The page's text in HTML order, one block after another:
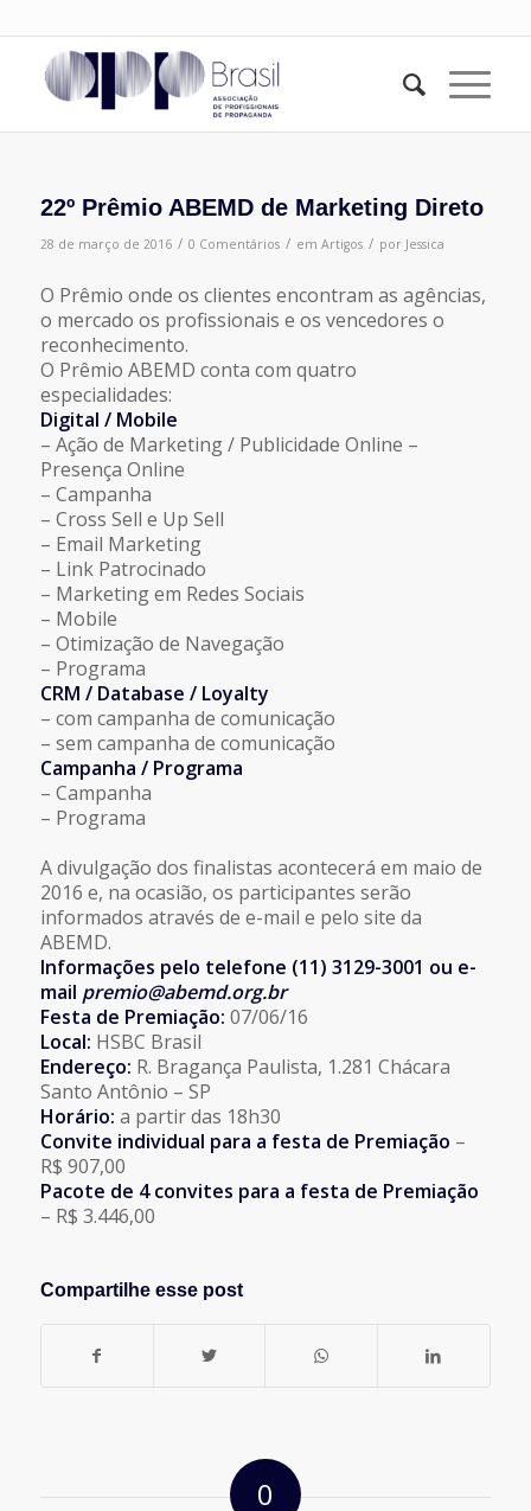
22º Prêmio ABEMD de Marketing Direto
28 de março de 2016 / 0 Comentários / em Artigos / por Jessica
O Prêmio onde os clientes encontram as agências,
o mercado os profissionais e os vencedores o
reconhecimento.
O Prêmio ABEMD conta com quatro
especialidades:
Digital / Mobile
– Ação de Marketing / Publicidade Online –
Presença Online
– Campanha
– Cross Sell e Up Sell
– Email Marketing
– Link Patrocinado
– Marketing em Redes Sociais
– Mobile
– Otimização de Navegação
– Programa
CRM / Database / Loyalty
– com campanha de comunicação
– sem campanha de comunicação
Campanha / Programa
– Campanha
– Programa
A divulgação dos finalistas acontecerá em maio de
2016 e, na ocasião, os participantes serão
informados através de e-mail e pelo site da
ABEMD.
Informações pelo telefone (11) 3129-3001 ou e-
mail premio@abemd.org.br
Festa de Premiação: 07/06/16
Local: HSBC Brasil
Endereço: R. Bragança Paulista, 1.281 Chácara
Santo Antônio – SP
Horário: a partir das 18h30
Convite individual para a festa de Premiação –
R$ 907,00
Pacote de 4 convites para a festa de Premiação
– R$ 3.446,00
Compartilhe esse post
0